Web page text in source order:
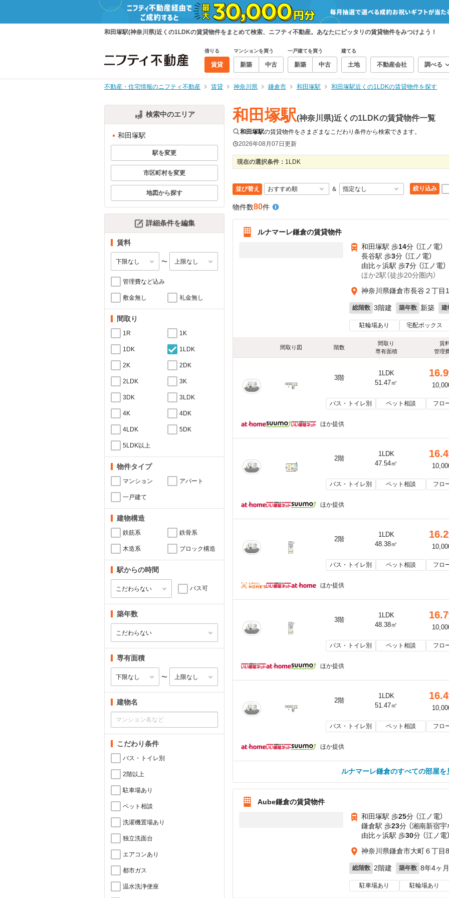
和田塚駅(神奈川県)近くの1LDKの賃貸物件をまとめて検索、ニフティ不動産。あなたにピッタリの賃貸物件をみつけよう！
借りる
賃貸
マンションを買う
新築 中古
一戸建てを買う
新築 中古
建てる
土地 不動産会社 調べる
不動産・住宅情報のニフティ不動産 賃貸 神奈川県 鎌倉市 和田塚駅 和田塚駅近くの1LDKの賃貸物件を探す
検索中のエリア
和田塚駅
駅を変更
市区町村を変更
地図から探す
詳細条件を編集
賃料
〜
管理費など込み
敷金無し 礼金無し
間取り
1R 1K
1DK 1LDK
2K 2DK
2LDK 3K
3DK 3LDK
4K 4DK
4LDK 5DK
5LDK以上
物件タイプ
マンション アパート
一戸建て
建物構造
鉄筋系 鉄骨系
木造系 ブロック構造
駅からの時間
バス可
築年数
専有面積
〜
建物名
こだわり条件
バス・トイレ別
2階以上
駐車場あり
ペット相談
洗濯機置場あり
独立洗面台
エアコンあり
都市ガス
温水洗浄便座
和田塚駅(神奈川県)近くの1LDKの賃貸物件一覧
和田塚駅の賃貸物件をさまざまなこだわり条件から検索できます。
2026年08月07日更新
現在の選択条件： 1LDK
並び替え ＆ 絞り込み
物件数80件
ルナマーレ鎌倉の賃貸物件
和田塚駅 歩14分 （江ノ電）
長谷駅 歩3分 （江ノ電）
由比ヶ浜駅 歩7分 （江ノ電）
ほか2駅（徒歩20分圏内）
神奈川県鎌倉市長谷２丁目
総階数 3階建 築年数 新築 建
駐輪場あり 宅配ボックス
間取り図 階数
間取り
専有面積
賃
管理
3階
1LDK
51.47㎡
16.9
バス・トイレ別 ペット相談 フロ
ほか提供
2階
1LDK
47.54㎡
16.4
バス・トイレ別 ペット相談 フロ
ほか提供
2階
1LDK
48.38㎡
16.2
バス・トイレ別 ペット相談 フロ
ほか提供
3階
1LDK
48.38㎡
16.7
バス・トイレ別 ペット相談 フロ
ほか提供
2階
1LDK
51.47㎡
16.4
バス・トイレ別 ペット相談 フロ
ほか提供
ルナマーレ鎌倉のすべての部屋を
Aube鎌倉の賃貸物件
和田塚駅 歩25分 （江ノ電）
鎌倉駅 歩23分 （湘南新宿宇
由比ヶ浜駅 歩30分 （江ノ電
神奈川県鎌倉市大町６丁目
総階数 2階建 築年数 8年4ヶ月
駐車場あり 駐輪場あり